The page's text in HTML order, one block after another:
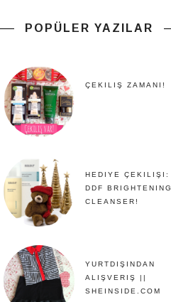
POPÜLER YAZILAR
ÇEKILIŞ ZAMANI!
HEDIYE ÇEKILIŞI:
DDF BRIGHTENING
CLEANSER!
YURTDIŞINDAN
ALIŞVERIŞ ||
SHEINSIDE.COM